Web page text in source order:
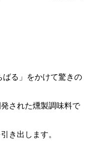
ばる」をかけて驚きの
された燻製調味料で
き出します。